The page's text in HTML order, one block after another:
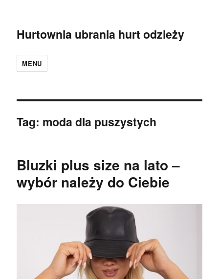
Hurtownia ubrania hurt odzieży
MENU
Tag: moda dla puszystych
Bluzki plus size na lato –
wybór należy do Ciebie